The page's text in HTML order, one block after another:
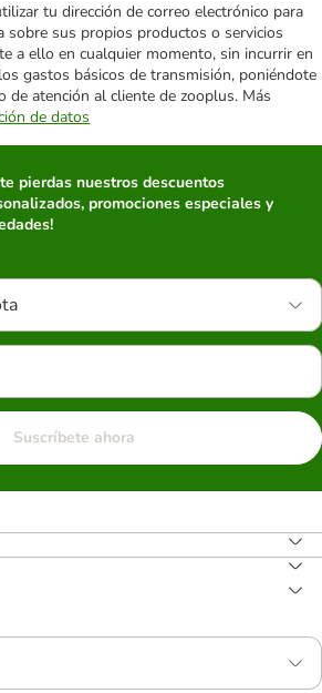
tu dirección de correo electrónico para
sobre sus propios productos o servicios
a ello en cualquier momento, sin incurrir en
gastos básicos de transmisión, poniéndote
de atención al cliente de zooplus. Más
de datos
te pierdas nuestros descuentos
promociones especiales y
Suscríbete ahora